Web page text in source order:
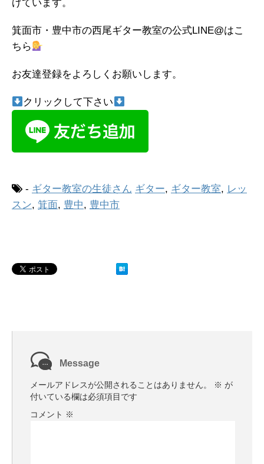
げています。
箕面市・豊中市の西尾ギター教室の公式LINE@はこ
ちら
お友達登録をよろしくお願いします。
クリックして下さい
- ギター教室の生徒さん ギター, ギター教室, レッ
スン, 箕面, 豊中, 豊中市
Message
メールアドレスが公開されることはありません。 ※ が
付いている欄は必須項目です
コメント ※